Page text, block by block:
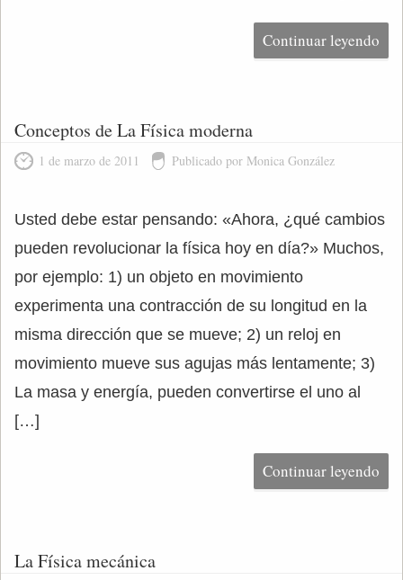
Continuar leyendo
Conceptos de La Física moderna
1 de marzo de 2011 Publicado por Monica González
Usted debe estar pensando: «Ahora, ¿qué cambios
pueden revolucionar la física hoy en día?» Muchos,
por ejemplo: 1) un objeto en movimiento
experimenta una contracción de su longitud en la
misma dirección que se mueve; 2) un reloj en
movimiento mueve sus agujas más lentamente; 3)
La masa y energía, pueden convertirse el uno al
[…]
Continuar leyendo
La Física mecánica